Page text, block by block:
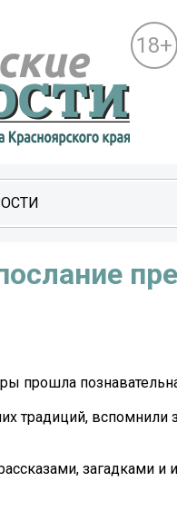
18+
прошла
традиций,
загадками и